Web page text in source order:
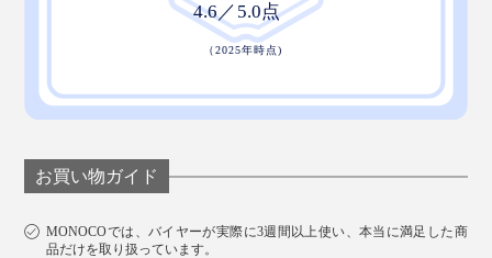
お買い物ガイド
MONOCOでは、バイヤーが実際に3週間以上使い、本当に満足した商
品だけを取り扱っています。